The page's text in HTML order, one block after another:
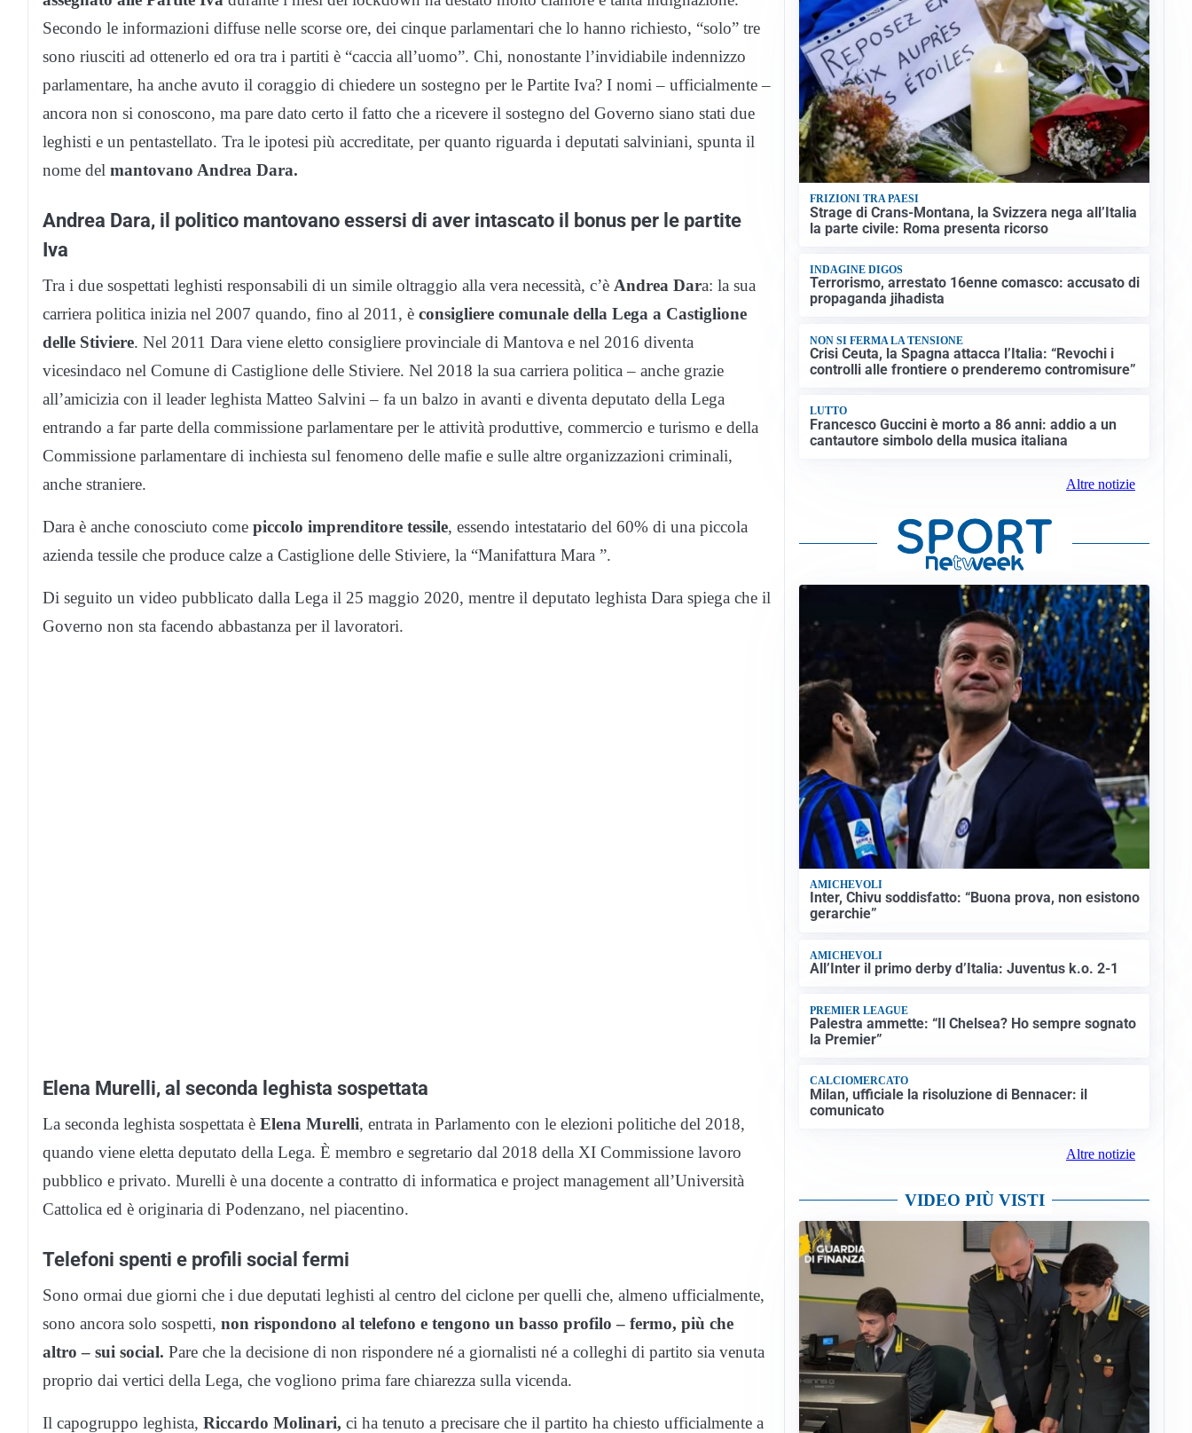
Secondo le informazioni diffuse nelle scorse ore, dei cinque parlamentari che lo hanno richiesto, “solo” tre
sono riusciti ad ottenerlo ed ora tra i partiti è “caccia all’uomo”. Chi, nonostante l’invidiabile indennizzo
parlamentare, ha anche avuto il coraggio di chiedere un sostegno per le Partite Iva? I nomi – ufficialmente –
ancora non si conoscono, ma pare dato certo il fatto che a ricevere il sostegno del Governo siano stati due
leghisti e un pentastellato. Tra le ipotesi più accreditate, per quanto riguarda i deputati salviniani, spunta il
nome del mantovano Andrea Dara.
Andrea Dara, il politico mantovano essersi di aver intascato il bonus per le partite
Iva
Tra i due sospettati leghisti responsabili di un simile oltraggio alla vera necessità, c’è Andrea Dara: la sua
carriera politica inizia nel 2007 quando, fino al 2011, è consigliere comunale della Lega a Castiglione
delle Stiviere. Nel 2011 Dara viene eletto consigliere provinciale di Mantova e nel 2016 diventa
vicesindaco nel Comune di Castiglione delle Stiviere. Nel 2018 la sua carriera politica – anche grazie
all’amicizia con il leader leghista Matteo Salvini – fa un balzo in avanti e diventa deputato della Lega
entrando a far parte della commissione parlamentare per le attività produttive, commercio e turismo e della
Commissione parlamentare di inchiesta sul fenomeno delle mafie e sulle altre organizzazioni criminali,
anche straniere.
Dara è anche conosciuto come piccolo imprenditore tessile, essendo intestatario del 60% di una piccola
azienda tessile che produce calze a Castiglione delle Stiviere, la “Manifattura Mara ”.
Di seguito un video pubblicato dalla Lega il 25 maggio 2020, mentre il deputato leghista Dara spiega che il
Governo non sta facendo abbastanza per il lavoratori.
Elena Murelli, al seconda leghista sospettata
La seconda leghista sospettata è Elena Murelli, entrata in Parlamento con le elezioni politiche del 2018,
quando viene eletta deputato della Lega. È membro e segretario dal 2018 della XI Commissione lavoro
pubblico e privato. Murelli è una docente a contratto di informatica e project management all’Università
Cattolica ed è originaria di Podenzano, nel piacentino.
Telefoni spenti e profili social fermi
Sono ormai due giorni che i due deputati leghisti al centro del ciclone per quelli che, almeno ufficialmente,
sono ancora solo sospetti, non rispondono al telefono e tengono un basso profilo – fermo, più che
altro – sui social. Pare che la decisione di non rispondere né a giornalisti né a colleghi di partito sia venuta
proprio dai vertici della Lega, che vogliono prima fare chiarezza sulla vicenda.
Il capogruppo leghista, Riccardo Molinari, ci ha tenuto a precisare che il partito ha chiesto ufficialmente a
FRIZIONI TRA PAESI
Strage di Crans-Montana, la Svizzera nega all’Italia
la parte civile: Roma presenta ricorso
INDAGINE DIGOS
Terrorismo, arrestato 16enne comasco: accusato di
propaganda jihadista
NON SI FERMA LA TENSIONE
Crisi Ceuta, la Spagna attacca l’Italia: “Revochi i
controlli alle frontiere o prenderemo contromisure”
LUTTO
Francesco Guccini è morto a 86 anni: addio a un
cantautore simbolo della musica italiana
Altre notizie
AMICHEVOLI
Inter, Chivu soddisfatto: “Buona prova, non esistono
gerarchie”
AMICHEVOLI
All’Inter il primo derby d’Italia: Juventus k.o. 2-1
PREMIER LEAGUE
Palestra ammette: “Il Chelsea? Ho sempre sognato
la Premier”
CALCIOMERCATO
Milan, ufficiale la risoluzione di Bennacer: il
comunicato
Altre notizie
VIDEO PIÙ VISTI